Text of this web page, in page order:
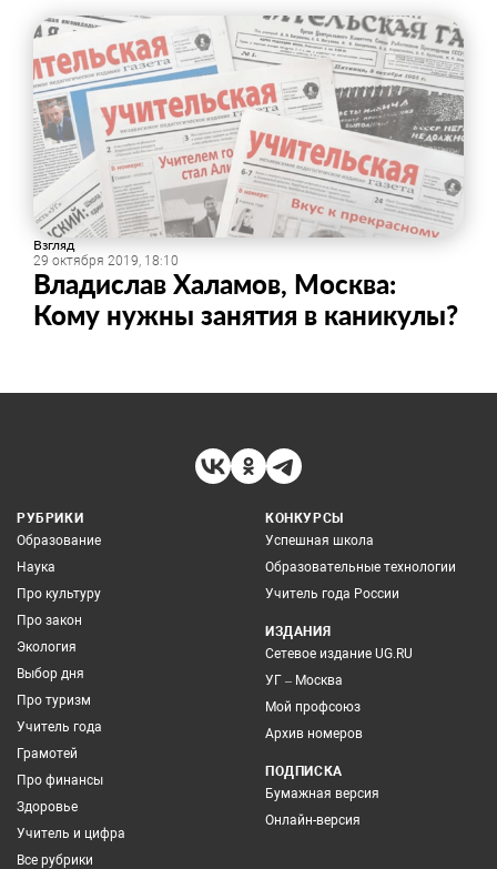
Взгляд
29 октября 2019, 18:10
Владислав Халамов, Москва:
Кому нужны занятия в каникулы?
РУБРИКИ
Образование
Наука
Про культуру
Про закон
Экология
Выбор дня
Про туризм
Учитель года
Грамотей
Про финансы
Здоровье
Учитель и цифра
Все рубрики
КОНКУРСЫ
Успешная школа
Образовательные технологии
Учитель года России
ИЗДАНИЯ
Сетевое издание UG.RU
УГ – Москва
Мой профсоюз
Архив номеров
ПОДПИСКА
Бумажная версия
Онлайн-версия